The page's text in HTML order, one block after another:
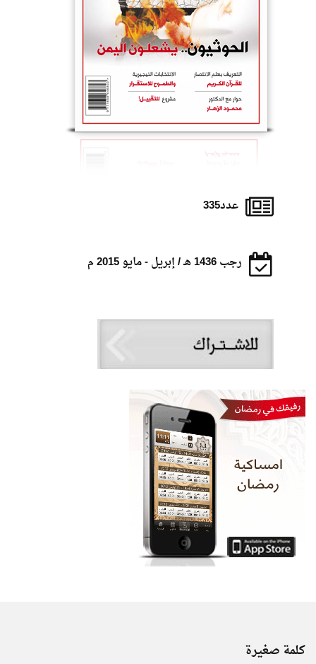
عدد335
رجب 1436 هـ / إبريل - مايو 2015 م
كلمة صغيرة